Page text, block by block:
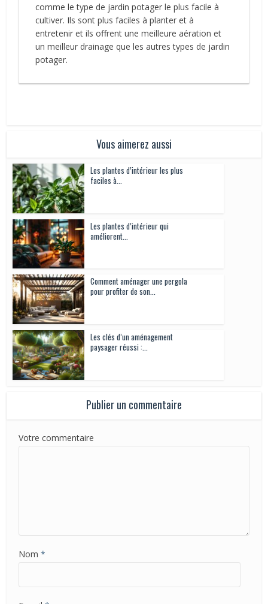
comme le type de jardin potager le plus facile à
cultiver. Ils sont plus faciles à planter et à
entretenir et ils offrent une meilleure aération et
un meilleur drainage que les autres types de jardin
potager.
Vous aimerez aussi
Les plantes d’intérieur les plus
faciles à...
Les plantes d’intérieur qui
améliorent...
Comment aménager une pergola
pour profiter de son...
Les clés d’un aménagement
paysager réussi :...
Publier un commentaire
Votre commentaire
Nom*